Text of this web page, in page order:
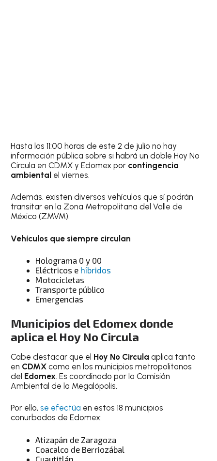
Hasta las 11:00 horas de este 2 de julio no hay
información pública sobre si habrá un doble Hoy No
Circula en CDMX y Edomex por contingencia
ambiental el viernes.
Además, existen diversos vehículos que sí podrán
transitar en la Zona Metropolitana del Valle de
México (ZMVM).
Vehículos que siempre circulan
Holograma 0 y 00
Eléctricos e híbridos
Motocicletas
Transporte público
Emergencias
Municipios del Edomex donde
aplica el Hoy No Circula
Cabe destacar que el Hoy No Circulaaplica tanto
en CDMX como en los municipios metropolitanos
del Edomex. Es coordinado por la Comisión
Ambiental de la Megalópolis.
Por ello,se efectúa en estos 18 municipios
conurbados de Edomex:
Atizapán de Zaragoza
Coacalco de Berriozábal
Cuautitlán